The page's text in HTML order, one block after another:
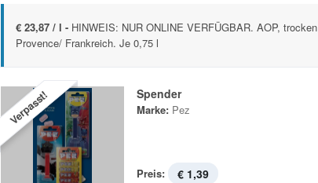
€ 23,87 / l - HINWEIS: NUR ONLINE VERFÜGBAR. AOP, trocken
Provence/ Frankreich. Je 0,75 l
Verpasst! Spender
Marke: Pez
Preis: € 1,39